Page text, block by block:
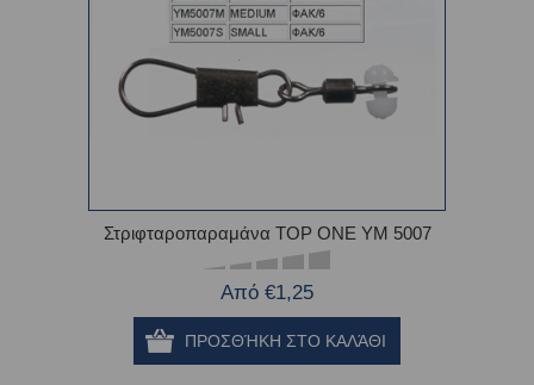
Στριφταροπαραμάνα TOP ONE ΥΜ 5007
Από €1,25